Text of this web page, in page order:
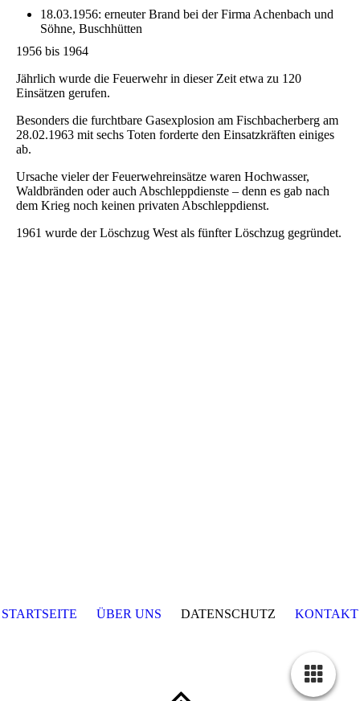
18.03.1956: erneuter Brand bei der Firma Achenbach und
Söhne, Buschhütten
1956 bis 1964
Jährlich wurde die Feuerwehr in dieser Zeit etwa zu 120
Einsätzen gerufen.
Besonders die furchtbare Gasexplosion am Fischbacherberg am
28.02.1963 mit sechs Toten forderte den Einsatzkräften einiges
ab.
Ursache vieler der Feuerwehreinsätze waren Hochwasser,
Waldbränden oder auch Abschleppdienste – denn es gab nach
dem Krieg noch keinen privaten Abschleppdienst.
1961 wurde der Löschzug West als fünfter Löschzug gegründet.
STARTSEITE ÜBER UNS DATENSCHUTZ KONTAKT